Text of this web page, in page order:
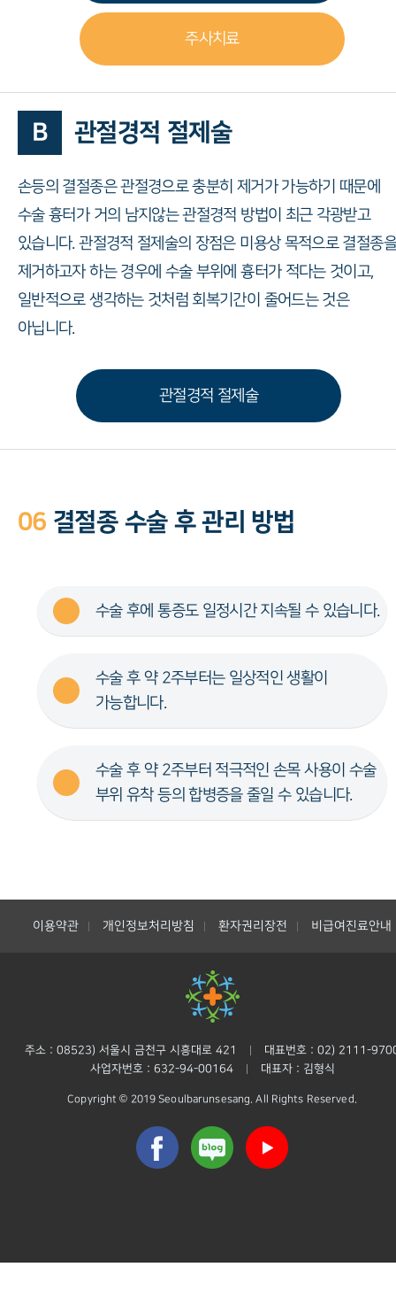
주사치료
B 관절경적 절제술
손등의 결절종은 관절경으로 충분히 제거가 가능하기 때문에
수술 흉터가 거의 남지않는 관절경적 방법이 최근 각광받고
있습니다. 관절경적 절제술의 장점은 미용상 목적으로 결절종을
제거하고자 하는 경우에 수술 부위에 흉터가 적다는 것이고,
일반적으로 생각하는 것처럼 회복기간이 줄어드는 것은
아닙니다.
관절경적 절제술
06 결절종 수술 후 관리 방법
수술 후에 통증도 일정시간 지속될 수 있습니다.
수술 후 약 2주부터는 일상적인 생활이
가능합니다.
수술 후 약 2주부터 적극적인 손목 사용이 수술
부위 유착 등의 합병증을 줄일 수 있습니다.
이용약관 개인정보처리방침 환자권리장전 비급여진료안내
주소 : 08523) 서울시 금천구 시흥대로 421
대표번호 : 02) 2111-
사업자번호 : 632-94-00164
대표자 : 김형식
Copyright © 2019 Seoulbarunsesang. All Rights Reserved.